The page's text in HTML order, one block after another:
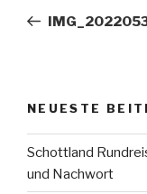
Beitrag
NEUESTE
Schottland
und Nachwort